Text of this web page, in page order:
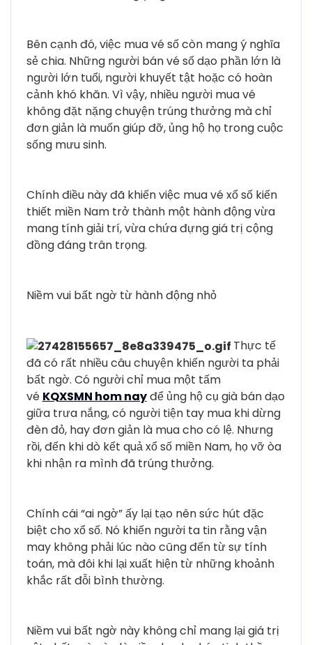
Bên cạnh đó, việc mua vé số còn mang ý nghĩa
sẻ chia. Những người bán vé số dạo phần lớn là
người lớn tuổi, người khuyết tật hoặc có hoàn
cảnh khó khăn. Vì vậy, nhiều người mua vé
không đặt nặng chuyện trúng thưởng mà chỉ
đơn giản là muốn giúp đỡ, ủng hộ họ trong cuộc
sống mưu sinh.
Chính điều này đã khiến việc mua vé xổ số kiến
thiết miền Nam trở thành một hành động vừa
mang tính giải trí, vừa chứa đựng giá trị cộng
đồng đáng trân trọng.
Niềm vui bất ngờ từ hành động nhỏ
Thực tế
đã có rất nhiều câu chuyện khiến người ta phải
bất ngờ. Có người chỉ mua một tấm
vé KQXSMN hom nayđể ủng hộ cụ già bán dạo
giữa trưa nắng, có người tiện tay mua khi dừng
đèn đỏ, hay đơn giản là mua cho có lệ. Nhưng
rồi, đến khi dò kết quả xổ số miền Nam, họ vỡ òa
khi nhận ra mình đã trúng thưởng.
Chính cái “ai ngờ” ấy lại tạo nên sức hút đặc
biệt cho xổ số. Nó khiến người ta tin rằng vận
may không phải lúc nào cũng đến từ sự tính
toán, mà đôi khi lại xuất hiện từ những khoảnh
khắc rất đỗi bình thường.
Niềm vui bất ngờ này không chỉ mang lại giá trị